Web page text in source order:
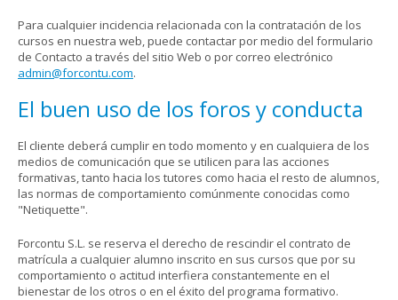
Para cualquier incidencia relacionada con la contratación de los
cursos en nuestra web, puede contactar por medio del formulario
de Contacto a través del sitio Web o por correo electrónico
admin@forcontu.com.
El buen uso de los foros y conducta
El cliente deberá cumplir en todo momento y en cualquiera de los
medios de comunicación que se utilicen para las acciones
formativas, tanto hacia los tutores como hacia el resto de alumnos,
las normas de comportamiento comúnmente conocidas como
"Netiquette".
Forcontu S.L. se reserva el derecho de rescindir el contrato de
matrícula a cualquier alumno inscrito en sus cursos que por su
comportamiento o actitud interfiera constantemente en el
bienestar de los otros o en el éxito del programa formativo.